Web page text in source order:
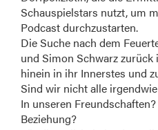
Schauspielstars nutzt, um
Podcast durchzustarten.
Die Suche nach dem
und Simon Schwarz zurück
hinein in ihr Innerstes und
Sind wir nicht alle
In unseren
Beziehung?